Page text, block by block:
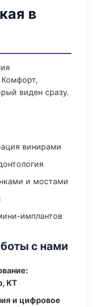
в
виден сразу.
винирами
и мостами
имплантов
с нами
КТ
и цифровое